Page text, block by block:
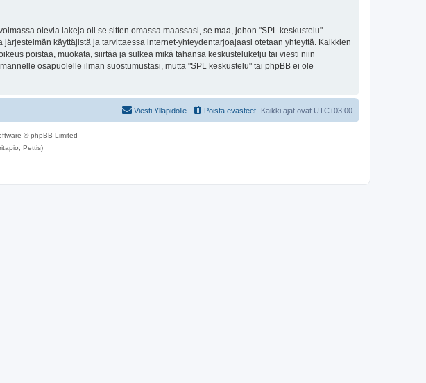
olevia lakeja oli se sitten omassa maassasi, se maa, johon "SPL keskustelu"-
käyttäjistä ja tarvittaessa internet-yhteydentarjoajaasi otetaan yhteyttä. Kaikkien
poistaa, muokata, siirtää ja sulkea mikä tahansa keskusteluketju tai viesti niin
osapuolelle ilman suostumustasi, mutta "SPL keskustelu" tai phpBB ei ole
Kaikki ajat ovat UTC+03:00
Poista evästeet
Viesti Ylläpidolle
© phpBB Limited
Pettis)